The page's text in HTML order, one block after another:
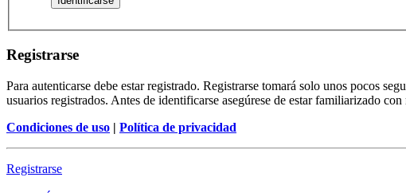
Registrarse
Para autenticarse debe estar registrado. Registrarse tomará solo unos pocos
usuarios registrados. Antes de identificarse asegúrese de estar familiarizado
Condiciones de uso | Política de privacidad
Registrarse